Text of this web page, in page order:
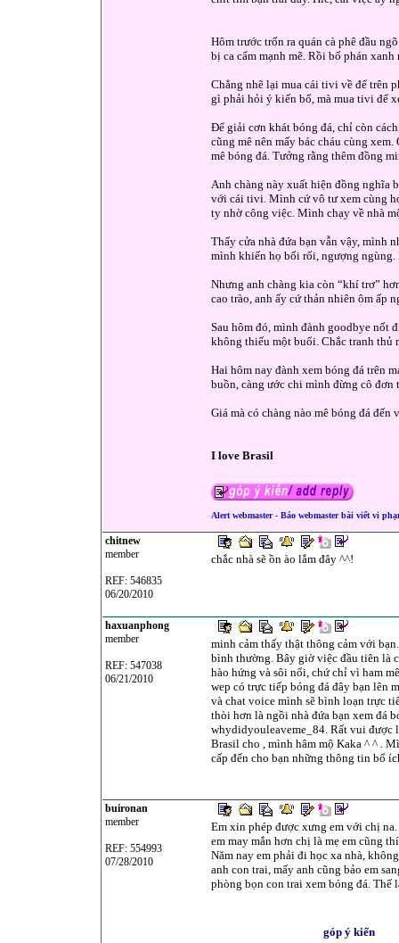
Hôm trước trốn ra quán cà phê đầu
bị ca cẩm mạnh mẽ. Rồi bố phán
Chẳng nhẽ lại mua cái tivi về để trên
gì phải hỏi ý kiến bố, mà mua tivi để
Để giải cơn khát bóng đá, chỉ còn
cũng mê nên mấy bác cháu cùng
mê bóng đá. Tưởng rằng thêm đồng
Anh chàng này xuất hiện đồng nghĩa
với cái tivi. Mình cứ vô tư xem cùng
ty nhờ công việc. Mình chạy về nhà
Thấy cửa nhà đứa bạn vẫn vậy, mình
mình khiến họ bối rối, ngượng
Nhưng anh chàng kia còn “khí trơ”
cao trào, anh ấy cứ thản nhiên ôm ấp
Sau hôm đó, mình đành goodbye nốt
không thiếu một buổi. Chắc tranh thủ
Hai hôm nay đành xem bóng đá trên
buồn, càng ước chi mình đừng cô đơn
Giá mà có chàng nào mê bóng đá
I love Brasil
Alert webmaster - Báo webmaster bài viết vi
chitnew
member
REF: 546835
06/20/2010
chắc nhà sẽ ồn ào lắm đây ^^!
haxuanphong
member
REF: 547038
06/21/2010
minh cảm thấy thật thông cảm với
bình thường. Bây giờ việc đầu tiên là
hào hứng và sôi nổi, chứ chỉ vì ham
wep có trực tiếp bóng đá đây bạn lên
và chat voice mình sẽ bình loạn trực
thòi hơn là ngồi nhà đứa bạn xem đá
whydidyouleaveme_84. Rất vui được
Brasil cho , mình hâm mộ Kaka ^ ^ .
cấp đến cho bạn những thông tin bổ
buironan
member
REF: 554993
07/28/2010
Em xin phép được xưng em với chị
em may mắn hơn chị là mẹ em cũng
Năm nay em phải đi học xa nhà,
anh con trai, mấy anh cũng bảo em
phòng bọn con trai xem bóng đá. Thế
góp ý kiến